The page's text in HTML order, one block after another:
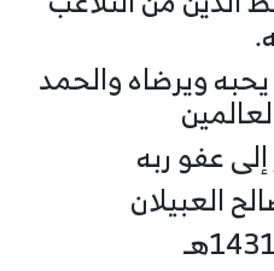
ويرضاه والحمد
عفو ربه
العبيلان